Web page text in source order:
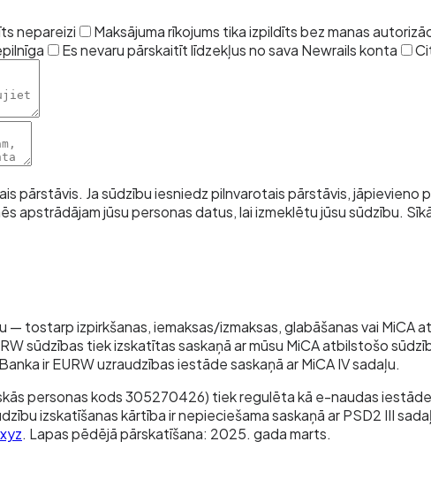
nepareizi
Maksājuma rīkojums tika izpildīts bez manas
Es nevaru pārskaitīt līdzekļus no sava Newrails konta
pārstāvis. Ja sūdzību iesniedz pilnvarotais pārstāvis, jāpievieno
apstrādājam jūsu personas datus, lai izmeklētu jūsu sūdzību.
— tostarp izpirkšanas, iemaksas/izmaksas, glabāšanas vai
sūdzības tiek izskatītas saskaņā ar mūsu MiCA atbilstošo
ir EURW uzraudzības iestāde saskaņā ar MiCA IV sadaļu.
personas kods 305270426) tiek regulēta kā e-naudas
izskatīšanas kārtība ir nepieciešama saskaņā ar PSD2 III
. Lapas pēdējā pārskatīšana: 2025. gada marts.